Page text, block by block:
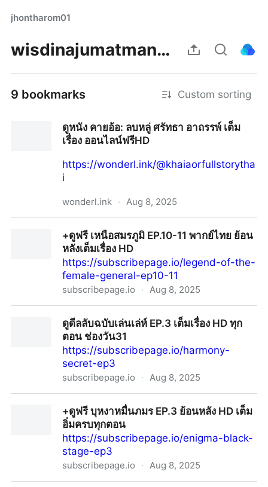
jhontharom01
wisdinajumatmaning
9 bookmarks Custom sorting
ดูหนัง คายอ้อ: ลบหลู่ ศรัทธา อาถรรพ์ เต็ม
เรื่อง ออนไลน์ฟรีHD
https://wonderl.ink/@khaiaorfullstorytha
i
wonderl.ink · Aug 8, 2025
+ดูฟรี เหนือสมรภูมิ EP.10-11 พากย์ไทย ย้อน
หลังเต็มเรื่อง HD
https://subscribepage.io/legend-of-the-
female-general-ep10-11
subscribepage.io · Aug 8, 2025
ดูดีลลับฉบับเล่นเล่ห์ EP.3 เต็มเรื่อง HD ทุก
ตอน ช่องวัน31
https://subscribepage.io/harmony-
secret-ep3
subscribepage.io · Aug 8, 2025
+ดูฟรี บุหงาหมื่นภมร EP.3 ย้อนหลัง HD เต็ม
อิ่มครบทุกตอน
https://subscribepage.io/enigma-black-
stage-ep3
subscribepage.io · Aug 8, 2025